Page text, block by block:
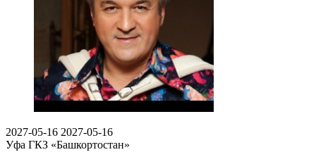
2027-05-16 2027-05-16
Уфа ГКЗ «Башкортостан»